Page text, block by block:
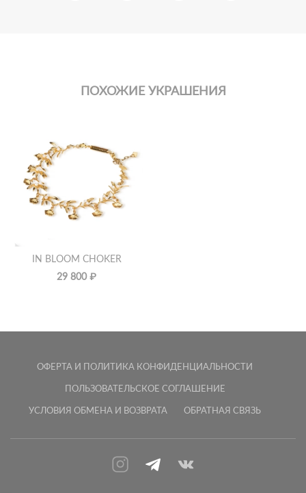
ПОХОЖИЕ УКРАШЕНИЯ
IN BLOOM CHOKER
29 800 ₽
ОФЕРТА И ПОЛИТИКА КОНФИДЕНЦИАЛЬНОСТИ
ПОЛЬЗОВАТЕЛЬСКОЕ СОГЛАШЕНИЕ
УСЛОВИЯ ОБМЕНА И ВОЗВРАТА ОБРАТНАЯ СВЯЗЬ